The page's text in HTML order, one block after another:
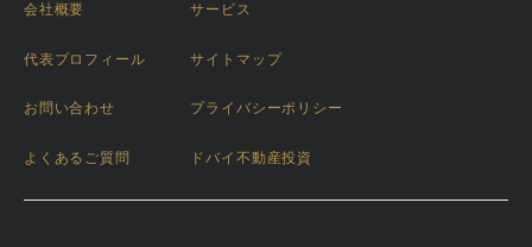
会社概要 サービス
代表プロフィール サイトマップ
お問い合わせ プライバシーポリシー
よくあるご質問 ドバイ不動産投資